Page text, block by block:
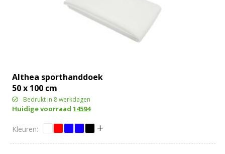
Althea sporthanddoek
50 x 100 cm
Bedrukt in 8 werkdagen
Huidige voorraad14594